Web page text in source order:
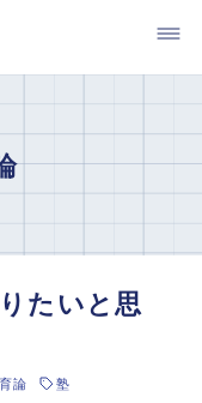
たいと思
論
塾